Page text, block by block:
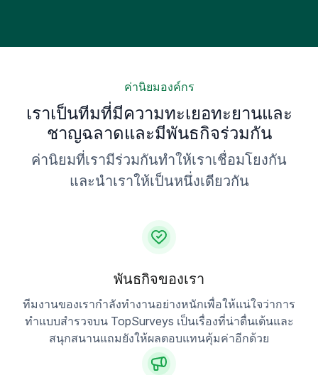
ค่านิยมองค์กร
เราเป็นทีมที่มีความทะเยอทะยานและ
ชาญฉลาดและมีพันธกิจร่วมกัน
ค่านิยมที่เรามีร่วมกันทำให้เราเชื่อมโยงกัน
และนำเราให้เป็นหนึ่งเดียวกัน
พันธกิจของเรา
ทีมงานของเรากำลังทำงานอย่างหนักเพื่อให้แน่ใจว่าการ
ทำแบบสำรวจบน TopSurveys เป็นเรื่องที่น่าตื่นเต้นและ
สนุกสนานแถมยังให้ผลตอบแทนคุ้มค่าอีกด้วย